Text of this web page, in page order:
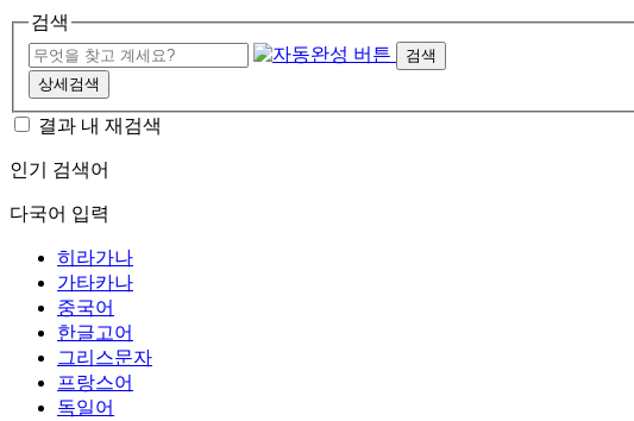
검색
검색
상세검색
결과 내 재검색
인기 검색어
다국어 입력
히라가나
가타카나
중국어
한글고어
그리스문자
프랑스어
독일어